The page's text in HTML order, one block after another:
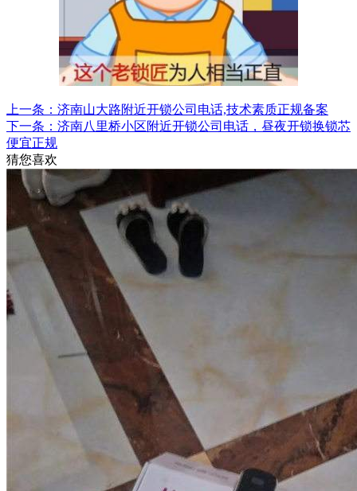
上一条：济南山大路附近开锁公司电话,技术素质正规备案
下一条：济南八里桥小区附近开锁公司电话，昼夜开锁换锁芯
便宜正规
猜您喜欢